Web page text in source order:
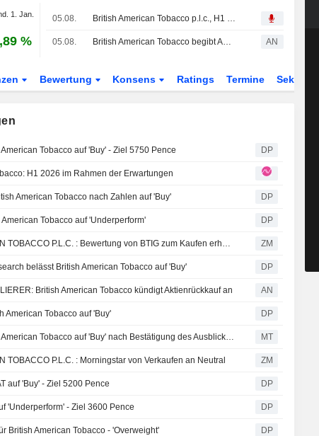
1. Jan.
%
05.08. British American Tobacco p.l.c., H1 2026 Pre Recorded Earnings Call, Jul 30, 2026
05.08. British American Tobacco begibt Anleihen im Volumen von 1,5 Mrd. USD AN
Bewertung Konsens Ratings Termine Sektor
Tobacco auf 'Buy' - Ziel 5750 Pence DP
H1 2026 im Rahmen der Erwartungen
American Tobacco nach Zahlen auf 'Buy' DP
Tobacco auf 'Underperform' DP
BRITISH AMERICAN TOBACCO P.L.C. : Bewertung von BTIG zum Kaufen erhalten ZM
belässt British American Tobacco auf 'Buy' DP
British American Tobacco kündigt Aktienrückkauf an AN
American Tobacco auf 'Buy' DP
BofA belässt British American Tobacco auf 'Buy' nach Bestätigung des Ausblicks für 2026 MT
TOBACCO P.L.C. : Morningstar von Verkaufen an Neutral ZM
auf 'Buy' - Ziel 5200 Pence DP
'Underperform' - Ziel 3600 Pence DP
British American Tobacco - 'Overweight' DP